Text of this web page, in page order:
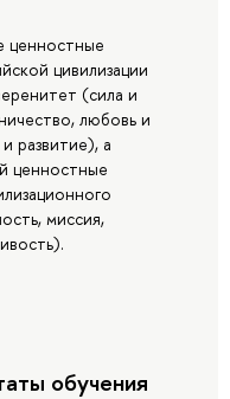
ценностные
цивилизации
(сила и
любовь и
развитие), а
ценностные
миссия,
обучения